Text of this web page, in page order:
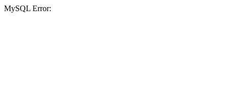
MySQL Error: